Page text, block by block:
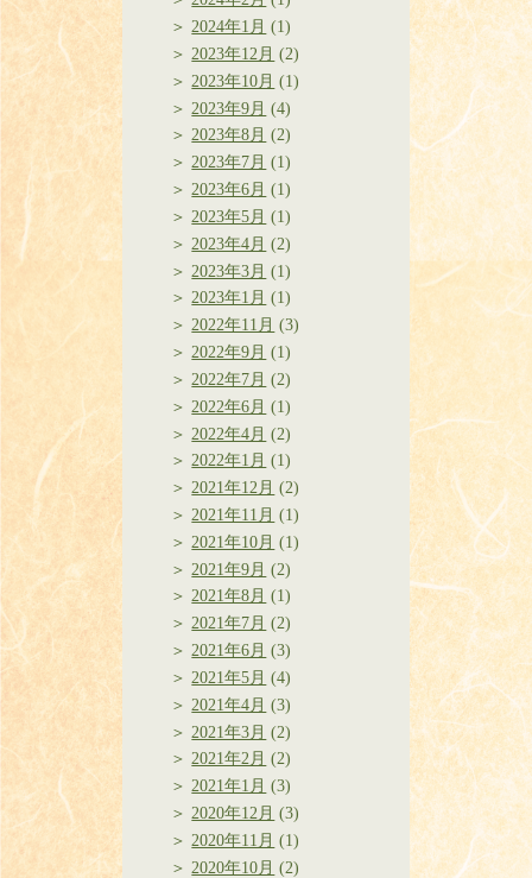
2024年1月 (1)
2023年12月 (2)
2023年10月 (1)
2023年9月 (4)
2023年8月 (2)
2023年7月 (1)
2023年6月 (1)
2023年5月 (1)
2023年4月 (2)
2023年3月 (1)
2023年1月 (1)
2022年11月 (3)
2022年9月 (1)
2022年7月 (2)
2022年6月 (1)
2022年4月 (2)
2022年1月 (1)
2021年12月 (2)
2021年11月 (1)
2021年10月 (1)
2021年9月 (2)
2021年8月 (1)
2021年7月 (2)
2021年6月 (3)
2021年5月 (4)
2021年4月 (3)
2021年3月 (2)
2021年2月 (2)
2021年1月 (3)
2020年12月 (3)
2020年11月 (1)
2020年10月 (2)